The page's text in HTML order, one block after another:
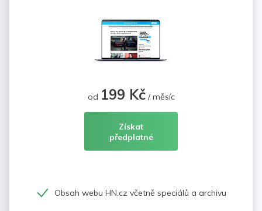
od 199 Kč/ měsíc
Získat
předplatné
Obsah webu HN.cz včetně speciálů a archivu